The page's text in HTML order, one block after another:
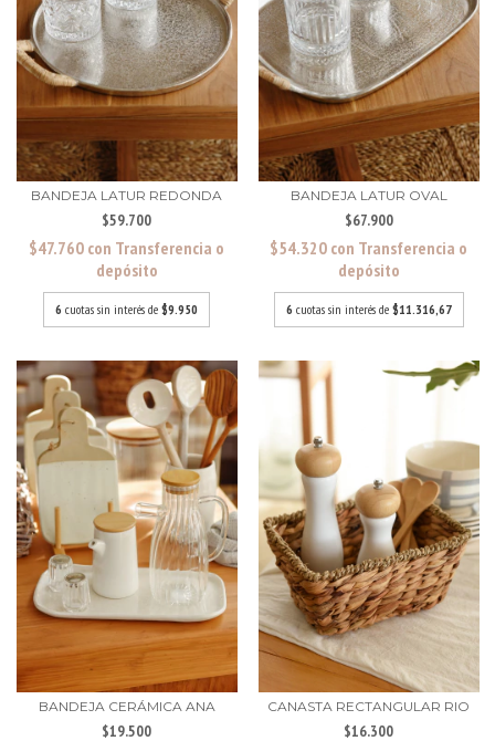
BANDEJA LATUR REDONDA
$59.700
$47.760 con Transferencia o
depósito
6 cuotas sin interés de $9.950
BANDEJA LATUR OVAL
$67.900
$54.320 con Transferencia o
depósito
6 cuotas sin interés de $11.316,67
BANDEJA CERÁMICA ANA
$19.500
CANASTA RECTANGULAR RIO
$16.300